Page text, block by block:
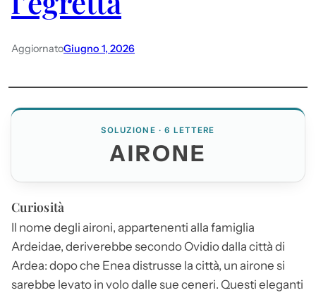
AggiornatoGiugno 1, 2026
SOLUZIONE · 6 LETTERE
AIRONE
Curiosità
Il nome degli aironi, appartenenti alla famiglia
Ardeidae, deriverebbe secondo Ovidio dalla città di
Ardea: dopo che Enea distrusse la città, un airone si
sarebbe levato in volo dalle sue ceneri. Questi eleganti